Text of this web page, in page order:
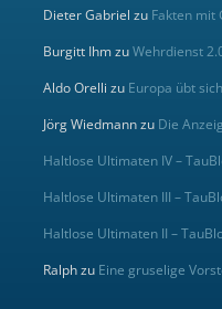
Dieter Gabriel zu Fakten mit
Burgitt IhmzuWehrdienst
Aldo Orelli zu Europa übt
Jörg Wiedmannzu Die
Haltlose Ultimaten IV –
Haltlose Ultimaten III –
Haltlose Ultimaten II –
Ralphzu Eine gruselige